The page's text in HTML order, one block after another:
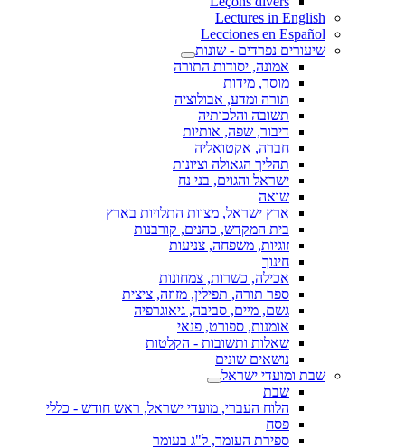
Lectures in English
Lecciones en Español
שיעורים נפרדים - שונות
אמונה, יסודות התורה
מוסר, מידות
תורה ומדע, אבולוציה
תשובה והלכותיה
דיבור, שפה, אותיות
חברה, אקטואליה
תהליך הגאולה וציונות
ישראל והגוים, בני נח
שואה
ארץ ישראל, מצוות התלויות בארץ
בית המקדש, כהנים, קורבנות
זוגיות, משפחה, צניעות
חינוך
אכילה, כשרות, צמחונות
ספר תורה, תפילין, מזוזה, ציצית
גשם, מיים, סביבה, גיאוגרפיה
אומנות, ספורט, פנאי
שאלות ותשובות - הקלטות
נושאים שונים
שבת ומועדי ישראל
שבת
הלוח העברי, מועדי ישראל, ראש חודש - כללי
פסח
ספירת העומר, ל"ג בעומר